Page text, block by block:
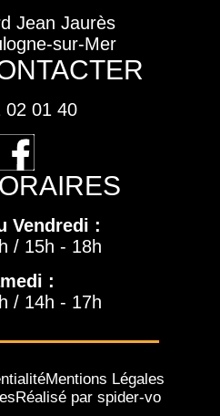
Jean Jaurès
sur-Mer
02 01 40
Vendredi :
/ 15h - 18h
:
/ 14h - 17h
Mentions Légales
Réalisé par spider-vo